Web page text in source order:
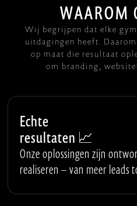
WAAROM
Wi j begri j pen dat el ke gym
uitdagi ngen heeft Daa rom
op maat d ie resultaat opl
om bra nd i ng website
Echte
resultaten 📈
Onze oplossingen zijn
realiseren – van meer leads